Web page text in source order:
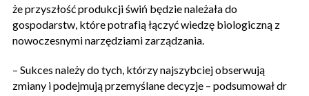
że przyszłość produkcji świń będzie należała do
gospodarstw, które potrafią łączyć wiedzę biologiczną z
nowoczesnymi narzędziami zarządzania.
– Sukces należy do tych, którzy najszybciej obserwują
zmiany i podejmują przemyślane decyzje – podsumował dr